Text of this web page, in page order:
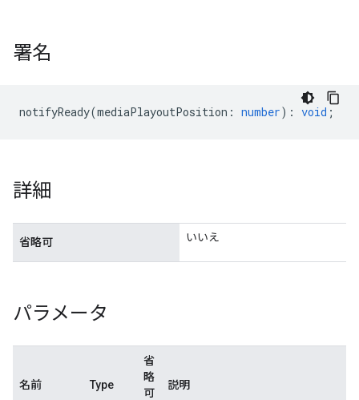
署名
notifyReady(mediaPlayoutPosition : number) : void ;
詳細
省略可 いいえ
パラメータ
名前 Type
省
略
可
説明